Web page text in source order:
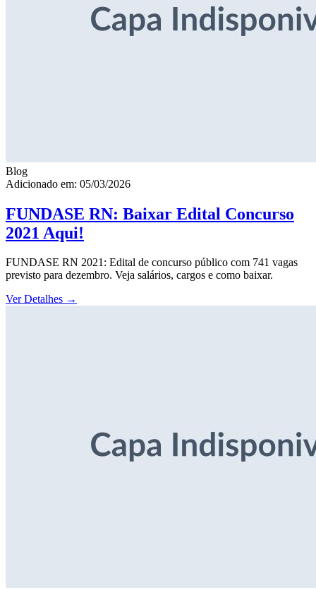
Blog
Adicionado em: 05/03/2026
FUNDASE RN: Baixar Edital Concurso
2021 Aqui!
FUNDASE RN 2021: Edital de concurso público com 741 vagas
previsto para dezembro. Veja salários, cargos e como baixar.
Ver Detalhes →